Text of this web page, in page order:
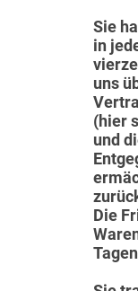
Sie
in
uns
(hier
und
Die